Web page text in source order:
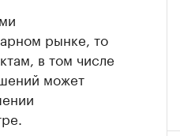
рынке, то
в том числе
может